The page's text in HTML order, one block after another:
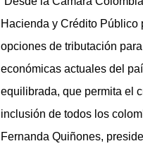
Hacienda y Crédito Público
opciones de tributación
económicas actuales del
equilibrada, que permita el
inclusión de todos los
Fernanda Quiñones,